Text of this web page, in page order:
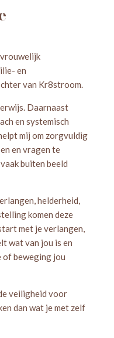
en
van Kr8stroom.
Daarnaast
en systemisch
mij om zorgvuldig
en vragen te
buiten beeld
helderheid,
komen deze
met je verlangen,
wat van jou is en
of beweging jou
veiligheid voor
dan wat je met zelf